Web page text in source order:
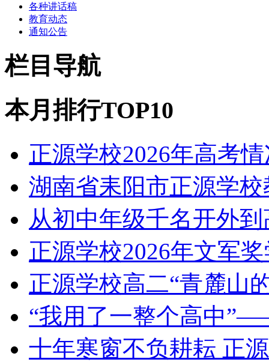
各种讲话稿
教育动态
通知公告
栏目导航
本月排行TOP10
正源学校2026年高考
湖南省耒阳市正源学
从初中年级千名开外
正源学校2026年文军
正源学校高二“青麓山
“我用了一整个高中
十年寒窗不负耕耘 正